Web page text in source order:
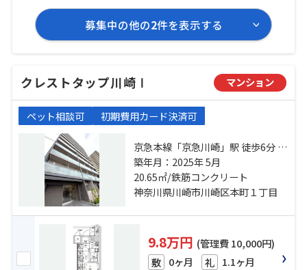
募集中の他の2件を表示する
クレストタップ川崎Ⅰ マンション
ペット相談可 初期費用カード決済可
京急本線「京急川崎」駅 徒歩6分 東
海道本線「川崎」駅 徒歩8分 京急大
師線「港町」駅 徒歩13分
築年月：2025年 5月
20.65㎡/鉄筋コンクリート
神奈川県川崎市川崎区本町１丁目
9.8万円 (管理費 10,000円)
敷 0ヶ月 礼 1.1ヶ月